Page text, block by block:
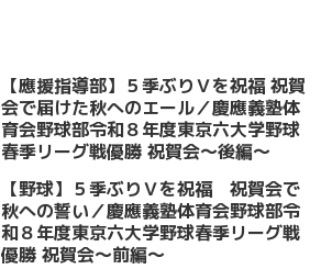
【應援指導部】５季ぶりＶを祝福 祝賀
会で届けた秋へのエール／慶應義塾体
育会野球部令和８年度東京六大学野球
春季リーグ戦優勝 祝賀会～後編～
【野球】５季ぶりＶを祝福 祝賀会で
秋への誓い／慶應義塾体育会野球部令
和８年度東京六大学野球春季リーグ戦
優勝 祝賀会～前編～